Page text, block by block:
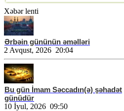
Xəbər lenti
Ərbəin gününün əməlləri
2 Avqust, 2026 20:04
Bu gün İmam Səccadın(ə) şəhadət
günüdür
10 İyul, 2026 09:50